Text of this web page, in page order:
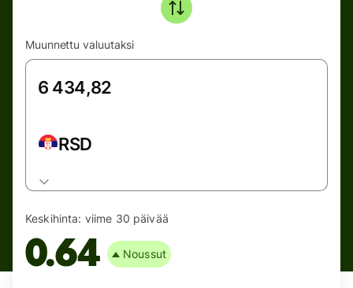
Muunnettu valuutaksi
RSD
Keskihinta: viime 30 päivää
0.64 Noussut